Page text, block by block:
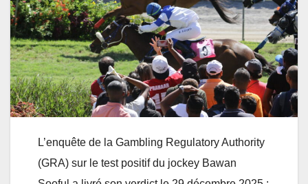
L’enquête de la Gambling Regulatory Authority
(GRA) sur le test positif du jockey Bawan